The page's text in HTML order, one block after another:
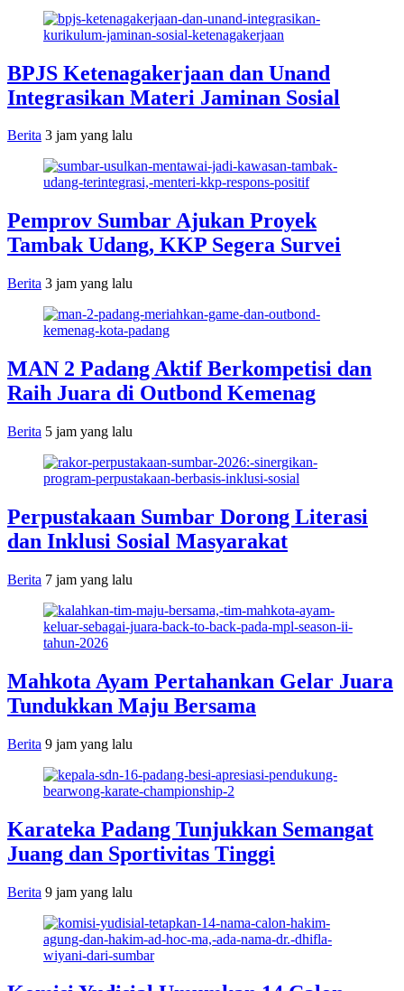
BPJS Ketenagakerjaan dan Unand
Integrasikan Materi Jaminan Sosial
Berita 3 jam yang lalu
Pemprov Sumbar Ajukan Proyek
Tambak Udang, KKP Segera Survei
Berita 3 jam yang lalu
MAN 2 Padang Aktif Berkompetisi dan
Raih Juara di Outbond Kemenag
Berita 5 jam yang lalu
Perpustakaan Sumbar Dorong Literasi
dan Inklusi Sosial Masyarakat
Berita 7 jam yang lalu
Mahkota Ayam Pertahankan Gelar Juara
Tundukkan Maju Bersama
Berita 9 jam yang lalu
Karateka Padang Tunjukkan Semangat
Juang dan Sportivitas Tinggi
Berita 9 jam yang lalu